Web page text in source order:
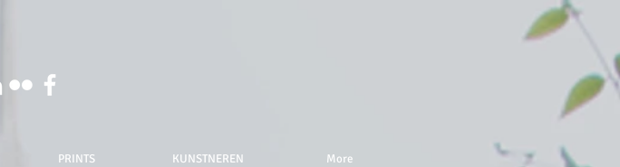
PRINTS KUNSTNEREN More